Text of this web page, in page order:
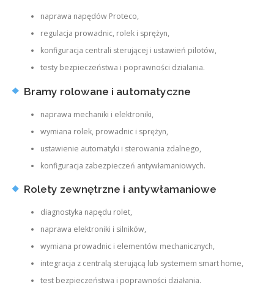
naprawa napędów Proteco,
regulacja prowadnic, rolek i sprężyn,
konfiguracja centrali sterującej i ustawień pilotów,
testy bezpieczeństwa i poprawności działania.
Bramy rolowane i automatyczne
naprawa mechaniki i elektroniki,
wymiana rolek, prowadnic i sprężyn,
ustawienie automatyki i sterowania zdalnego,
konfiguracja zabezpieczeń antywłamaniowych.
Rolety zewnętrzne i antywłamaniowe
diagnostyka napędu rolet,
naprawa elektroniki i silników,
wymiana prowadnic i elementów mechanicznych,
integracja z centralą sterującą lub systemem smart home,
test bezpieczeństwa i poprawności działania.